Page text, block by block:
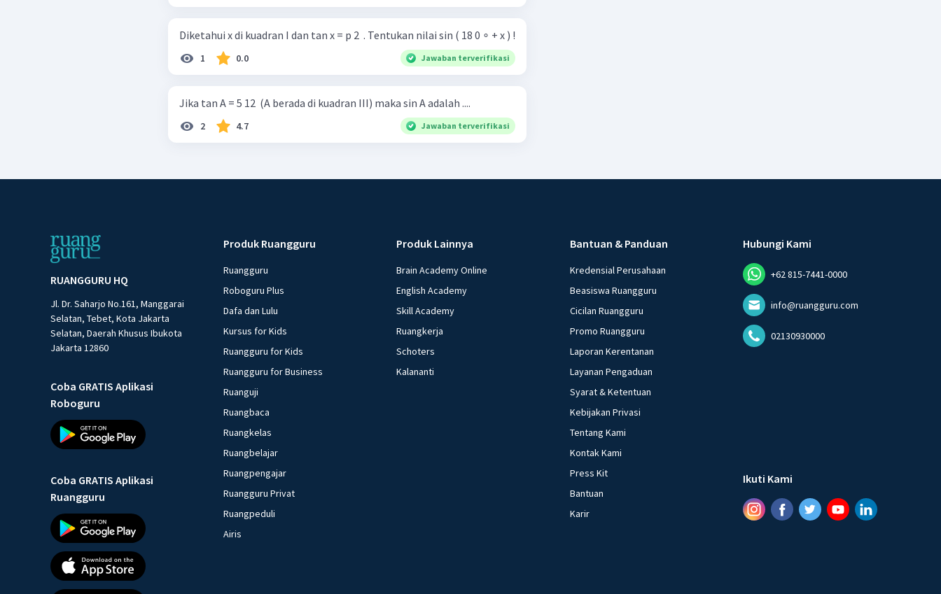
Diketahui x di kuadran I dan tan x = p 2 ​ . Tentukan nilai sin ( 18 0 ∘ + x ) !
1 0.0 Jawaban terverifikasi
Jika tan A = 5 12 ​ (A berada di kuadran III) maka sin A adalah ....
2 4.7 Jawaban terverifikasi
RUANGGURU HQ
Jl. Dr. Saharjo No.161, Manggarai
Selatan, Tebet, Kota Jakarta
Selatan, Daerah Khusus Ibukota
Jakarta 12860
Coba GRATIS Aplikasi
Roboguru
Coba GRATIS Aplikasi
Ruangguru
Produk Ruangguru
Ruangguru
Roboguru Plus
Dafa dan Lulu
Kursus for Kids
Ruangguru for Kids
Ruangguru for Business
Ruanguji
Ruangbaca
Ruangkelas
Ruangbelajar
Ruangpengajar
Ruangguru Privat
Ruangpeduli
Airis
Produk Lainnya
Brain Academy Online
English Academy
Skill Academy
Ruangkerja
Schoters
Kalananti
Bantuan & Panduan
Kredensial Perusahaan
Beasiswa Ruangguru
Cicilan Ruangguru
Promo Ruangguru
Laporan Kerentanan
Layanan Pengaduan
Syarat & Ketentuan
Kebijakan Privasi
Tentang Kami
Kontak Kami
Press Kit
Bantuan
Karir
Hubungi Kami
+62 815-7441-0000
info@ruangguru.com
02130930000
Ikuti Kami